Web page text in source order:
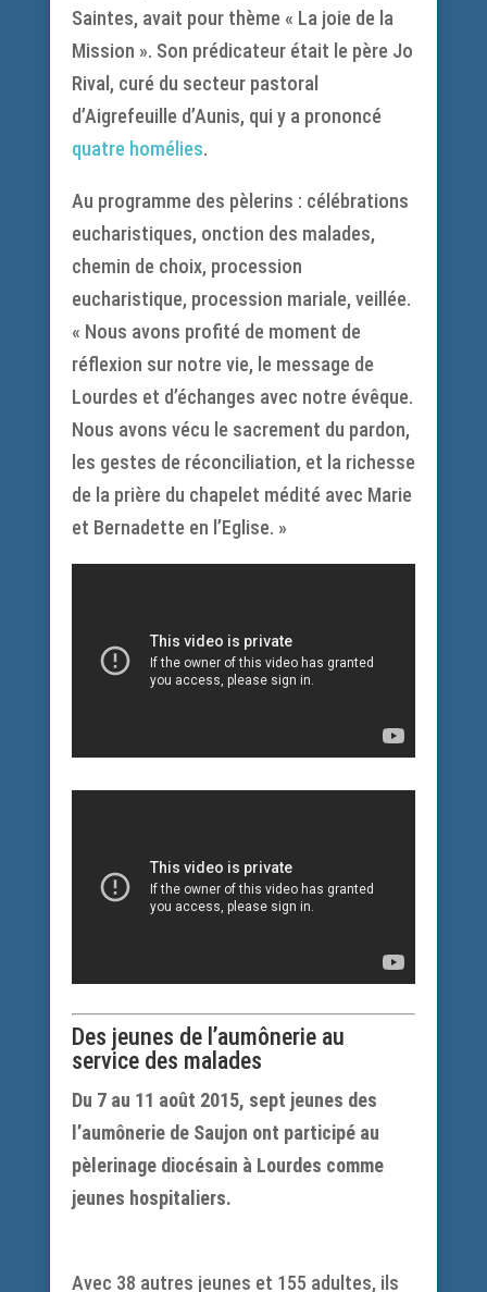
Saintes, avait pour thème « La joie de la
Mission ». Son prédicateur était le père Jo
Rival, curé du secteur pastoral
d’Aigrefeuille d’Aunis, qui y a prononcé
quatre homélies.
Au programme des pèlerins : célébrations
eucharistiques, onction des malades,
chemin de choix, procession
eucharistique, procession mariale, veillée.
« Nous avons profité de moment de
réflexion sur notre vie, le message de
Lourdes et d’échanges avec notre évêque.
Nous avons vécu le sacrement du pardon,
les gestes de réconciliation, et la richesse
de la prière du chapelet médité avec Marie
et Bernadette en l’Eglise. »
Des jeunes de l’aumônerie au
service des malades
Du 7 au 11 août 2015, sept jeunes des
l’aumônerie de Saujon ont participé au
pèlerinage diocésain à Lourdes comme
jeunes hospitaliers.
Avec 38 autres jeunes et 155 adultes, ils